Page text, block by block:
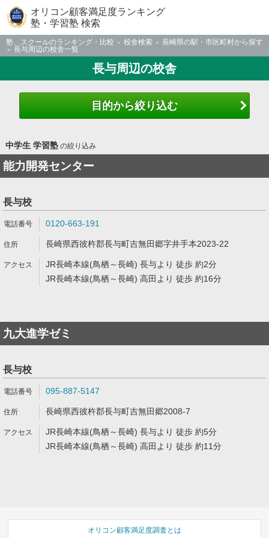
オリコン顧客満足度ランキング
塾・学習塾 検索
塾、スクールのランキング・比較 校舎検索
長崎県の駅・市区町村から探す
長与周辺の校舎一覧
長与周辺の校舎
目的から絞り込む
中学生 学習塾の絞り込み
能力開発センター
長与校
0120-663-191
長崎県西彼杵郡長与町吉無田郷字井手本2023-22
JR長崎本線(鳥栖～長崎) 長与より 徒歩 約2分
JR長崎本線(鳥栖～長崎) 高田より 徒歩 約16分
九大進学ゼミ
長与校
095-887-5147
長崎県西彼杵郡長与町吉無田郷2008-7
JR長崎本線(鳥栖～長崎) 長与より 徒歩 約5分
JR長崎本線(鳥栖～長崎) 高田より 徒歩 約11分
オリコン顧客満足度調査とは